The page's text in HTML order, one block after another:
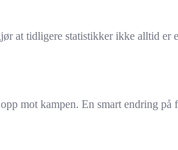
at tidligere statistikker ikke alltid
mot kampen. En smart endring på